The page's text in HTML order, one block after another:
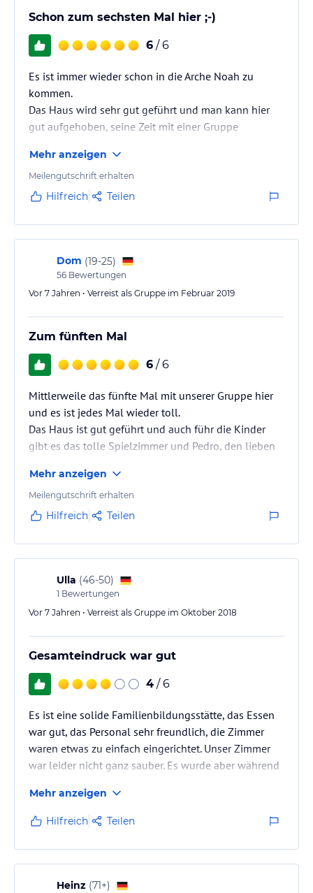
Schon zum sechsten Mal hier ;-)
6 / 6
Es ist immer wieder schon in die Arche Noah zu
kommen.
Das Haus wird sehr gut geführt und man kann hier
gut aufgehoben, seine Zeit mit einer Gruppe
die Kegelbahn am Abend sorgt für eine gute
Stimmung. ;-)
Mehr anzeigen
Meilengutschrift erhalten
Hilfreich Teilen
Dom (19-25)
56 Bewertungen
Vor 7 Jahren • Verreist als Gruppe im Februar 2019
Zum fünften Mal
6 / 6
Mittlerweile das fünfte Mal mit unserer Gruppe hier
und es ist jedes Mal wieder toll.
Das Haus ist gut geführt und auch führ die Kinder
gibt es das tolle Spielzimmer und Pedro, den lieben
Mehr anzeigen
Meilengutschrift erhalten
Hilfreich Teilen
Ulla (46-50)
1 Bewertungen
Vor 7 Jahren • Verreist als Gruppe im Oktober 2018
Gesamteindruck war gut
4 / 6
Es ist eine solide Familienbildungsstätte, das Essen
war gut, das Personal sehr freundlich, die Zimmer
waren etwas zu einfach eingerichtet. Unser Zimmer
war leider nicht ganz sauber. Es wurde aber während
Mehr anzeigen
Hilfreich Teilen
Heinz (71+)